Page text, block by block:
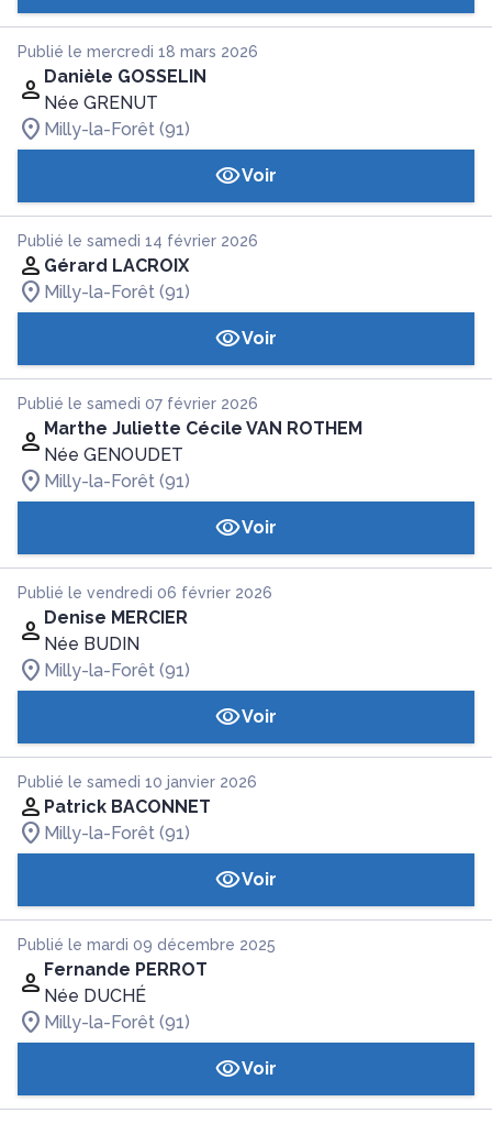
Publié le mercredi 18 mars 2026
Danièle GOSSELIN
Née GRENUT
Milly-la-Forêt (91)
Voir
Publié le samedi 14 février 2026
Gérard LACROIX
Milly-la-Forêt (91)
Voir
Publié le samedi 07 février 2026
Marthe Juliette Cécile VAN ROTHEM
Née GENOUDET
Milly-la-Forêt (91)
Voir
Publié le vendredi 06 février 2026
Denise MERCIER
Née BUDIN
Milly-la-Forêt (91)
Voir
Publié le samedi 10 janvier 2026
Patrick BACONNET
Milly-la-Forêt (91)
Voir
Publié le mardi 09 décembre 2025
Fernande PERROT
Née DUCHÉ
Milly-la-Forêt (91)
Voir